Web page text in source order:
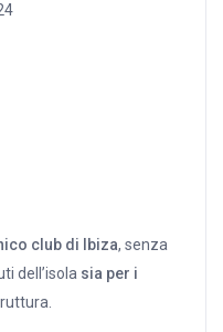
club di Ibiza, senza
dell’isola sia per i